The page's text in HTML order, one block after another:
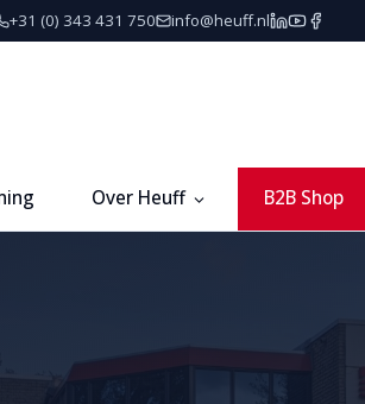
+31 (0) 343 431 750 info@heuff.nl
Over Heuff B2B Shop